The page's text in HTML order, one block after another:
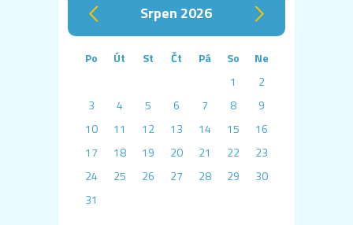
‹ srpen 2026 ›
Po Út St Čt Pá So
Ne
1
2
3
4 5 6 7 8
9
10
11 12 13 14 15
16
17
18 19 20 21 22
23
24
25 26 27 28 29
30
31